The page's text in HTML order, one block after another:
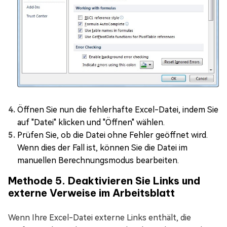
Öffnen Sie nun die fehlerhafte Excel-Datei, indem Sie
auf "Datei" klicken und "Öffnen" wählen.
Prüfen Sie, ob die Datei ohne Fehler geöffnet wird.
Wenn dies der Fall ist, können Sie die Datei im
manuellen Berechnungsmodus bearbeiten.
Methode 5. Deaktivieren Sie Links und
externe Verweise im Arbeitsblatt
Wenn Ihre Excel-Datei externe Links enthält, die